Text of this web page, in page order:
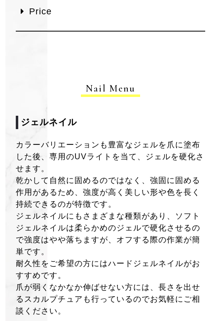
Price
Nail Menu
ジェルネイル
カラーバリエーションも豊富なジェルを爪に塗布
した後、専用のUVライトを当て、ジェルを硬化さ
せます。
乾かして自然に固めるのではなく、強固に固める
作用があるため、強度が高く美しい形や色を長く
持続できるのが特徴です。
ジェルネイルにもさまざまな種類があり、ソフト
ジェルネイルは柔らかめのジェルで硬化させるの
で強度はやや落ちますが、オフする際の作業が簡
単です。
耐久性をご希望の方にはハードジェルネイルがお
すすめです。
爪が弱くなかなか伸ばせない方には、長さを出せ
るスカルプチュアも行っているのでお気軽にご相
談ください。